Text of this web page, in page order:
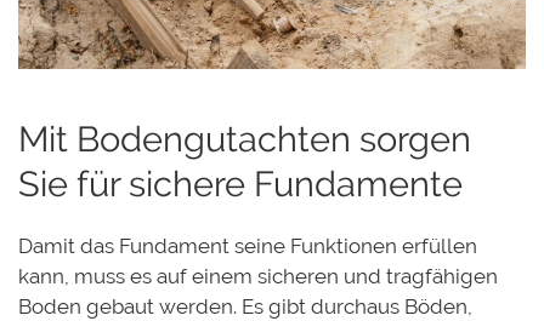
Mit Bodengutachten sorgen
Sie für sichere Fundamente
Damit das Fundament seine Funktionen erfüllen
kann, muss es auf einem sicheren und tragfähigen
Boden gebaut werden. Es gibt durchaus Böden,